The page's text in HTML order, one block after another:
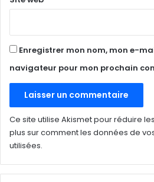
Enregistrer mon nom, mon e-
navigateur pour mon prochain
Ce site utilise Akismet pour réduire
plus sur comment les données de
utilisées.